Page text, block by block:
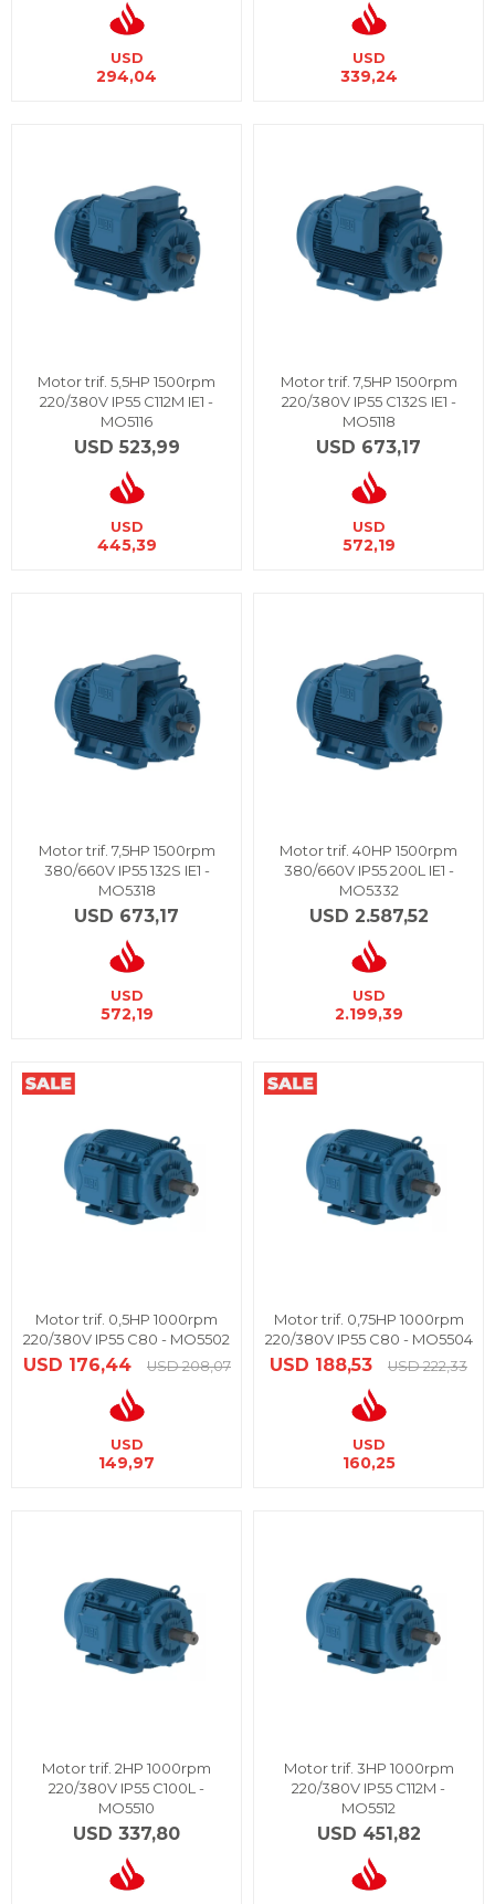
USD
294,04
USD
339,24
Motor trif. 5,5HP 1500rpm
220/380V IP55 C112M IE1 -
MO5116
USD 523,99
USD
445,39
Motor trif. 7,5HP 1500rpm
220/380V IP55 C132S IE1 -
MO5118
USD 673,17
USD
572,19
Motor trif. 7,5HP 1500rpm
380/660V IP55 132S IE1 -
MO5318
USD 673,17
USD
572,19
Motor trif. 40HP 1500rpm
380/660V IP55 200L IE1 -
MO5332
USD 2.587,52
USD
2.199,39
Motor trif. 0,5HP 1000rpm
220/380V IP55 C80 - MO5502
USD 176,44 USD 208,07
USD
149,97
Motor trif. 0,75HP 1000rpm
220/380V IP55 C80 - MO5504
USD 188,53 USD 222,33
USD
160,25
Motor trif. 2HP 1000rpm
220/380V IP55 C100L -
MO5510
USD 337,80
Motor trif. 3HP 1000rpm
220/380V IP55 C112M -
MO5512
USD 451,82